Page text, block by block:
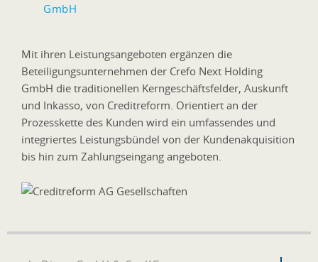
GmbH
Mit ihren Leistungsangeboten ergänzen die
Beteiligungsunternehmen der Crefo Next Holding
GmbH die traditionellen Kerngeschäftsfelder, Auskunft
und Inkasso, von Creditreform. Orientiert an der
Prozesskette des Kunden wird ein umfassendes und
integriertes Leistungsbündel von der Kundenakquisition
bis hin zum Zahlungseingang angeboten.